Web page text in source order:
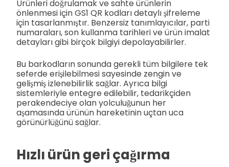
Ürünleri doğrulamak ve sahte ürünlerin
önlenmesi için GS1 QR kodları detaylı şifreleme
için tasarlanmıştır. Benzersiz tanımlayıcılar, parti
numaraları, son kullanma tarihleri ve ürün imalat
detayları gibi birçok bilgiyi depolayabilirler.
Bu barkodların sonunda gerekli tüm bilgilere tek
seferde erişilebilmesi sayesinde zengin ve
gelişmiş izlenebilirlik sağlar. Ayrıca bilgi
sistemleriyle entegre edilebilir, tedarikçiden
perakendeciye olan yolculuğunun her
aşamasında ürünün hareketinin uçtan uca
görünürlüğünü sağlar.
Hızlı ürün geri çağırma